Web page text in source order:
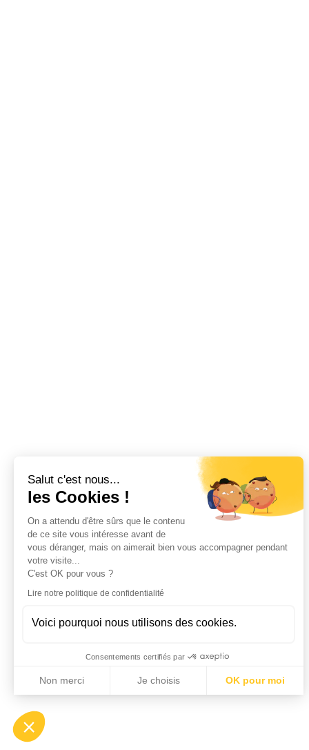
Salut c'est nous...
les Cookies !
On a attendu d'être sûrs que le contenu
de ce site vous intéresse avant de
vous déranger, mais on aimerait bien vous accompagner pendant
votre visite...
C'est OK pour vous ?
Lire notre politique de confidentialité
Voici pourquoi nous utilisons des cookies.
Consentements certifiés par
Non merci Je choisis OK pour moi
Plateforme de Gestion du Consentement : Personnalisez
Notre plateforme vous permet d'adapter et de gérer vos